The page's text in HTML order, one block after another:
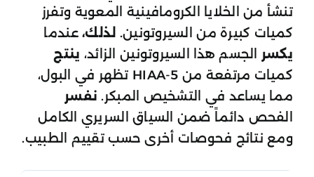
تنشأ من الخلايا الكرومافينية المعوية وتفرز
كميات كبيرة من السيروتونين. لذلك،عندما
يكسر الجسم هذا السيروتونين الزائد، ينتج
كميات مرتفعة من 5-HIAA تظهر في البول،
مما يساعد في التشخيص المبكر. نفسر
الفحص دائماً ضمن السياق السريري الكامل
ومع نتائج فحوصات أخرى حسب تقييم الطبيب.